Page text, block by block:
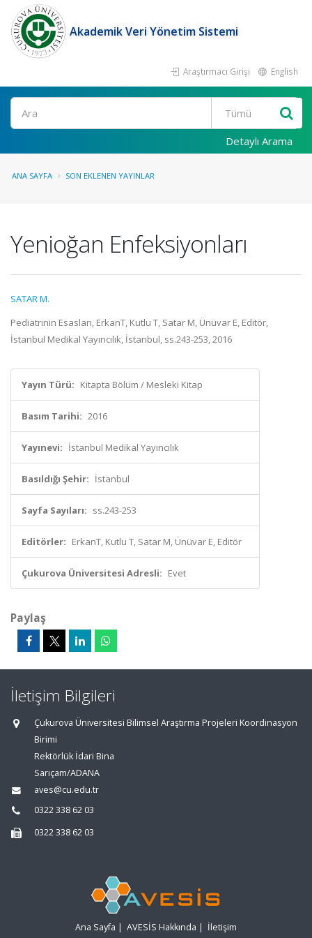
Akademik Veri Yönetim Sistemi
Araştırmacı Girişi English
Ara
Detaylı Arama
ANA SAYFA SON EKLENEN YAYINLAR
Yenioğan Enfeksiyonları
SATAR M.
Pediatrinin Esasları, ErkanT, Kutlu T, Satar M, Ünüvar E, Editör,
İstanbul Medikal Yayıncılık, İstanbul, ss.243-253, 2016
Yayın Türü: Kitapta Bölüm / Mesleki Kitap
Basım Tarihi: 2016
Yayınevi: İstanbul Medikal Yayıncılık
Basıldığı Şehir: İstanbul
Sayfa Sayıları: ss.243-253
Editörler: ErkanT, Kutlu T, Satar M, Ünüvar E, Editör
Çukurova Üniversitesi Adresli: Evet
Paylaş
İletişim Bilgileri
Çukurova Üniversitesi Bilimsel Araştırma Projeleri Koordinasyon
Birimi
Rektörlük İdari Bina
Sarıçam/ADANA
aves@cu.edu.tr
0322 338 62 03
0322 338 62 03
Ana Sayfa | AVESİS Hakkında | İletişim